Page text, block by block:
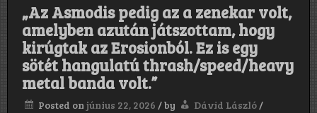
a
Guilty
As
t,
„Az Asmodis pedig az a zenekar volt,
amelyben azután játszottam, hogy
kirúgtak az Erosionból. Ez is egy
sötét hangulatú thrash/speed/heavy
metal banda volt.”
Posted on június 22, 2026 /by Dávid László /